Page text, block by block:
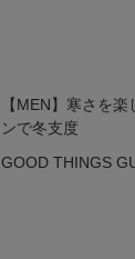
【MEN】寒さを楽
ンで冬支度
GOOD THINGS